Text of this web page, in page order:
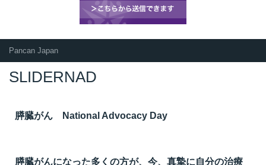
Pancan Japan
SLIDERNAD
膵臓がん National Advocacy Day
膵臓がんになった多くの方が、今、真摯に自分の治療